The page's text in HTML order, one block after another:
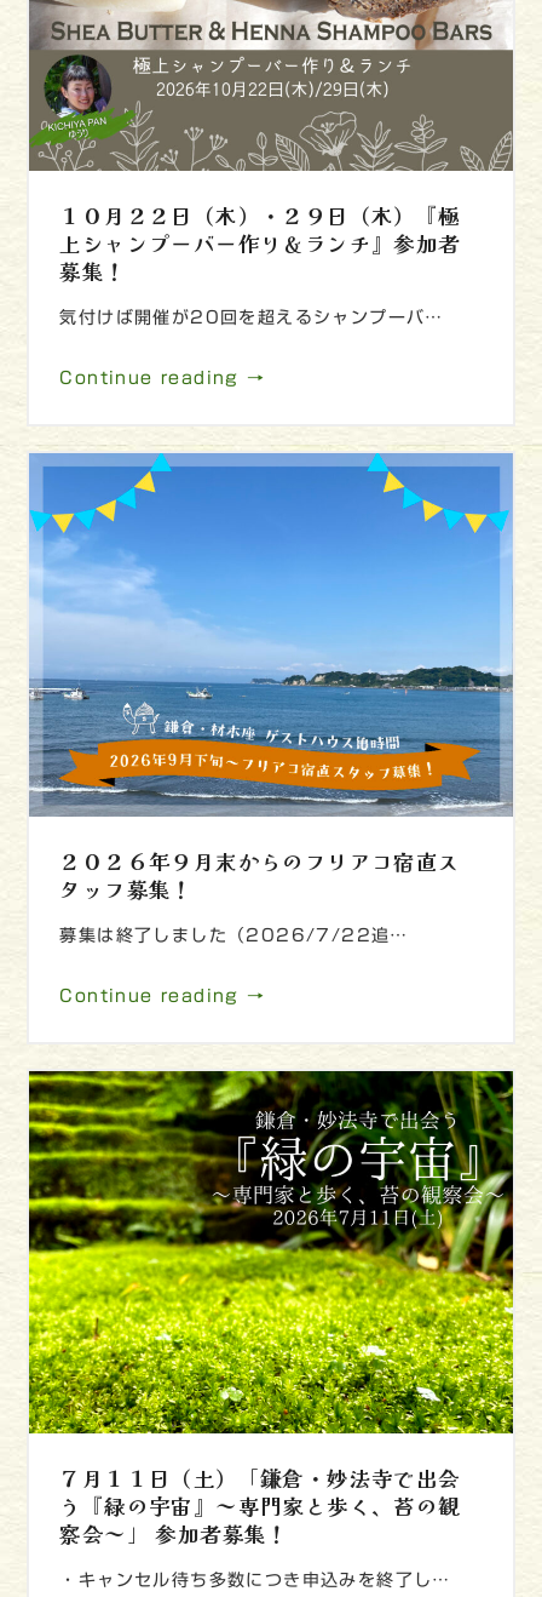
１０月２２日（木）・２９日（木）『極
上シャンプーバー作り＆ランチ』参加者
募集！
気付けば開催が20回を超えるシャンプーバ…
Continue reading →
２０２６年９月末からのフリアコ宿直ス
タッフ募集！
募集は終了しました（2026/7/22追…
Continue reading →
７月１１日（土）「鎌倉・妙法寺で出会
う『緑の宇宙』～専門家と歩く、苔の観
察会～」 参加者募集！
・キャンセル待ち多数につき申込みを終了し…